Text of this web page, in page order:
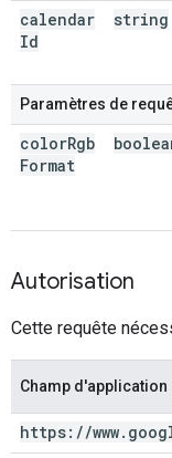
calendar
Id
string
Paramètres de
colorRgb
Format
Autorisation
Cette requête
Champ d'application
https: //www.